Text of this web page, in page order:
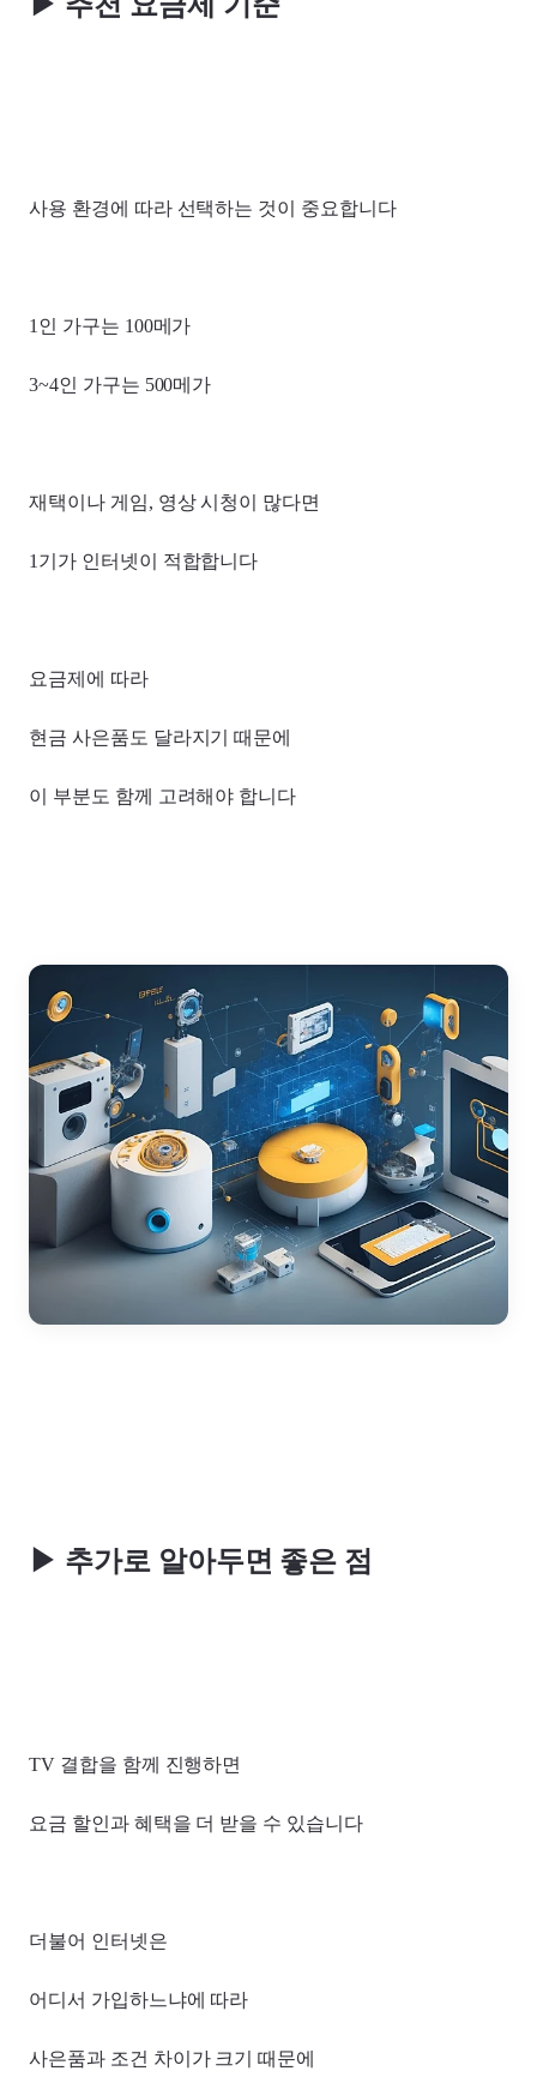
사용 환경에 따라 선택하는 것이 중요합니다
1인 가구는 100메가
3~4인 가구는 500메가
재택이나 게임, 영상 시청이 많다면
1기가 인터넷이 적합합니다
요금제에 따라
현금 사은품도 달라지기 때문에
이 부분도 함께 고려해야 합니다
▶ 추가로 알아두면 좋은 점
TV 결합을 함께 진행하면
요금 할인과 혜택을 더 받을 수 있습니다
더불어 인터넷은
어디서 가입하느냐에 따라
사은품과 조건 차이가 크기 때문에